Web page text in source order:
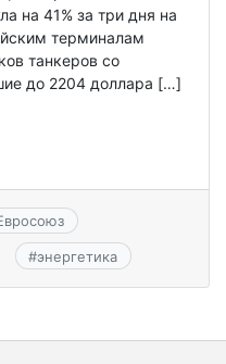
на 41% за три дня на
терминалам
танкеров со
до 2204 доллара […]
#энергетика